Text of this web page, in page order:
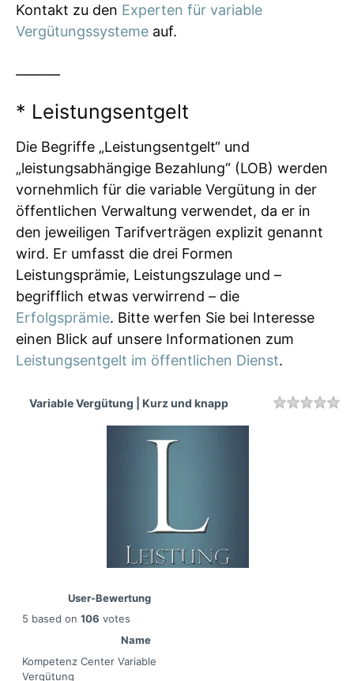
Kontakt zu den Experten für variable
Vergütungssysteme auf.
* Leistungsentgelt
Die Begriffe „Leistungsentgelt“ und
„leistungsabhängige Bezahlung“ (LOB) werden
vornehmlich für die variable Vergütung in der
öffentlichen Verwaltung verwendet, da er in
den jeweiligen Tarifverträgen explizit genannt
wird. Er umfasst die drei Formen
Leistungsprämie, Leistungszulage und –
begrifflich etwas verwirrend – die
Erfolgsprämie. Bitte werfen Sie bei Interesse
einen Blick auf unsere Informationen zum
Leistungsentgelt im öffentlichen Dienst.
Variable Vergütung | Kurz und knapp Rating
User-Bewertung
5 based on 106 votes
Name
Kompetenz Center Variable
Vergütung